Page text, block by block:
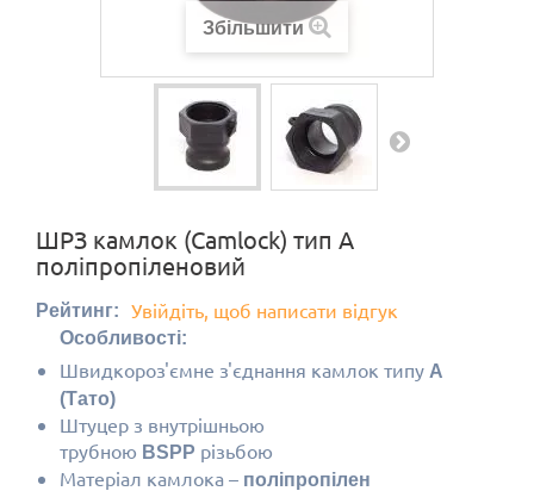
Збільшити
ШРЗ камлок (Camlock) тип A
поліпропіленовий
Рейтинг: Увійдіть, щоб написати відгук
Особливості:
Швидкороз'ємне з'єднання камлок типу A
(Тато)
Штуцер з внутрішньою
трубною BSPP різьбою
Матеріал камлока – поліпропілен